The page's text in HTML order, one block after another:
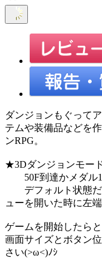
ダンジョンもぐって
テムや装備品などを
ンRPG。
★3Dダンジョンモー
50F到達かメダル1
デフォルト状態だ
ューを開いた時に左
ゲームを開始したら
画面サイズとボタン
さい(>ω<)ﾉｼ